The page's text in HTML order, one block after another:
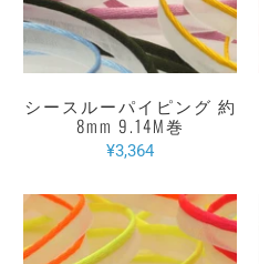
シースルーパイピング 約
8mm 9.14M巻
¥3,364